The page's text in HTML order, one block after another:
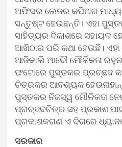
ଅଫିସର ଲେଜର କପିଅର
ସନ୍ତୁଷ୍ଟ ହେଉଛନ୍ତି। ଏହା
ସାହିତ୍ୟର ବିକାଶରେ ସହାୟକ
ଆଖିଠାର ପରି କଥା ହେଉଛି।
ଆଜିକାଲି ଆଦୌ ମୌଳିକତା
ଫଟୋରେ ପୁସ୍ତକର ପ୍ରଚ୍ଛଦ
ଚିତ୍ରକର ଆବଶ୍ୟକ
ପୁସ୍ତକର ନିଜସ୍ୱ ମୌଳିକତା
ପ୍ରଚ୍ଛଦଚିତ୍ର ସହ ପ୍ରକାଶ
ପ୍ରକାଶକଗଣ ଏ ଦିଗରେ
ସରକାର